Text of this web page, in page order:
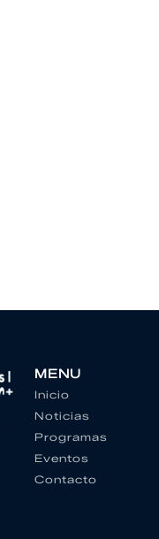
MENU
Inicio
Noticias
Programas
Eventos
Contacto